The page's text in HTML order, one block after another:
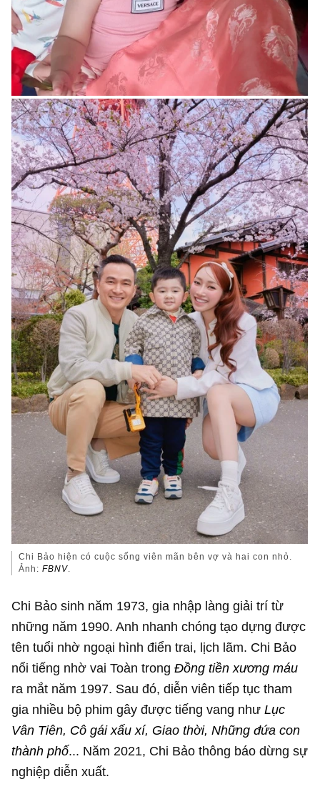
Chi Bảo hiện có cuộc sống viên mãn bên vợ và hai con nhỏ.
Ảnh:FBNV.
Chi Bảo sinh năm 1973, gia nhập làng giải trí từ
những năm 1990. Anh nhanh chóng tạo dựng được
tên tuổi nhờ ngoại hình điển trai, lịch lãm. Chi Bảo
nổi tiếng nhờ vai Toàn trongĐồng tiền xương máu
ra mắt năm 1997. Sau đó, diễn viên tiếp tục tham
gia nhiều bộ phim gây được tiếng vang nhưLục
Vân Tiên, Cô gái xấu xí, Giao thời, Những đứa con
thành phố... Năm 2021, Chi Bảo thông báo dừng sự
nghiệp diễn xuất.